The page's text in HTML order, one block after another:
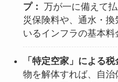
プ： 万が一に備えて
災保険料や、通水・
いるインフラの基本料
「特定空家」による
物を解体すれば、自